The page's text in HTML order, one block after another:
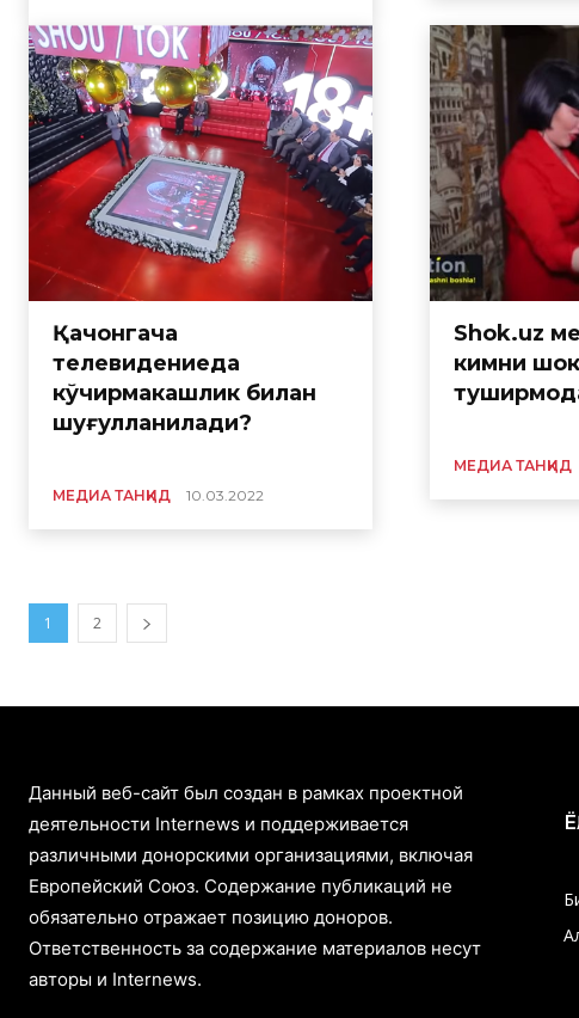
Қачонгача
телевидениеда
кўчирмакашлик билан
шуғулланилади?
МЕДИА ТАНҚИД 10.03.2022
Shok.uz
кимни
МЕДИА ТАНҚИД
1 2
Данный веб-сайт был создан в рамках проектной
деятельности Internews и поддерживается
различными донорскими организациями, включая
Европейский Союз. Содержание публикаций не
обязательно отражает позицию доноров.
Ответственность за содержание материалов несут
авторы и Internews.